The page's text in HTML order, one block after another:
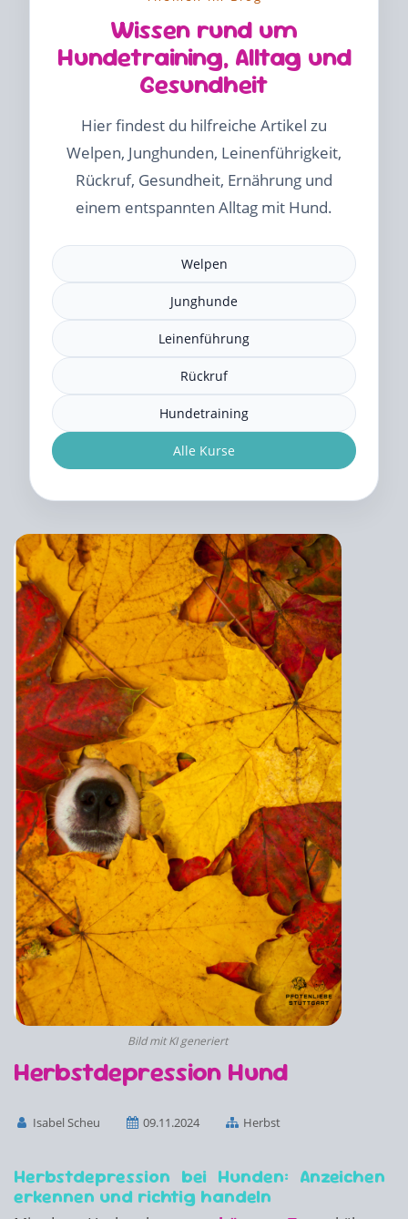
Wissen rund um
Hundetraining, Alltag und
Gesundheit
Hier findest du hilfreiche Artikel zu
Welpen, Junghunden, Leinenführigkeit,
Rückruf, Gesundheit, Ernährung und
einem entspannten Alltag mit Hund.
Welpen
Junghunde
Leinenführung
Rückruf
Hundetraining
Alle Kurse
Bild mit KI generiert
Herbstdepression Hund
Isabel Scheu 09.11.2024 Herbst
Herbstdepression bei Hunden: Anzeichen
erkennen und richtig handeln